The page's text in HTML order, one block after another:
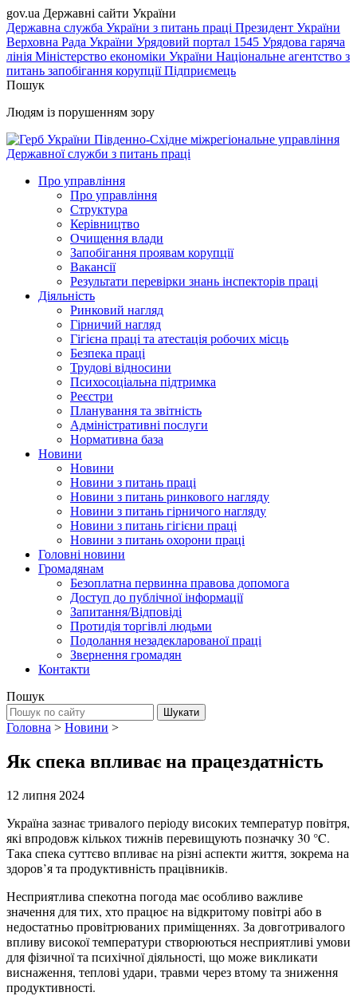
gov.ua Державні сайти України
Державна служба України з питань праці Президент України
Верховна Рада України Урядовий портал 1545 Урядова гаряча
лінія Міністерство економіки України Національне агентство з
питань запобігання корупціїПідприємець
Пошук
Людям із порушенням зору
Південно-Східне міжрегіональне управління
Державної служби з питань праці
Про управління
Про управління
Структура
Керівництво
Очищення влади
Запобігання проявам корупції
Вакансії
Результати перевірки знань інспекторів праці
Діяльність
Ринковий нагляд
Гірничий нагляд
Гігієна праці та атестація робочих місць
Безпека праці
Трудові відносини
Психосоціальна підтримка
Реєстри
Планування та звітність
Адміністративні послуги
Нормативна база
Новини
Новини
Новини з питань праці
Новини з питань ринкового нагляду
Новини з питань гірничого нагляду
Новини з питань гігієни праці
Новини з питань охорони праці
Головні новини
Громадянам
Безоплатна первинна правова допомога
Доступ до публічної інформації
Запитання/Відповіді
Протидія торгівлі людьми
Подолання незадекларованої праці
Звернення громадян
Контакти
Пошук
Головна > Новини >
Як спека впливає на працездатність
12 липня 2024
Україна зазнає тривалого періоду високих температур повітря,
які впродовж кількох тижнів перевищують позначку 30 °C.
Така спека суттєво впливає на різні аспекти життя, зокрема на
здоров’я та продуктивність працівників.
Несприятлива спекотна погода має особливо важливе
значення для тих, хто працює на відкритому повітрі або в
недостатньо провітрюваних приміщеннях. За довготривалого
впливу високої температури створюються несприятливі умови
для фізичної та психічної діяльності, що може викликати
виснаження, теплові удари, травми через втому та зниження
продуктивності.